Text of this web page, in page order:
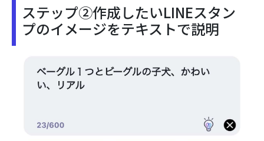
ステップ②作成したいLINEスタン
プのイメージをテキストで説明